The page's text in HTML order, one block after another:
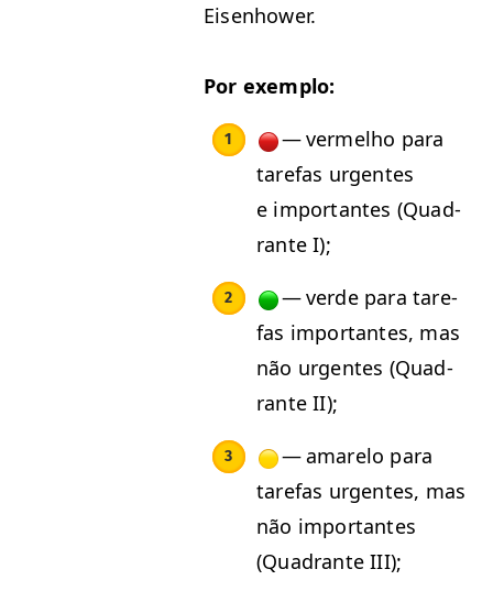
Eisenhower.
Por exem­p­lo:
— ver­mel­ho para
tare­fas urgentes
e impor­tantes (Quad­
rante I);
— verde para tare­
fas impor­tantes, mas
não urgentes (Quad­
ranteII);
— amare­lo para
tare­fas urgentes, mas
não impor­tantes
(Quad­ranteIII);